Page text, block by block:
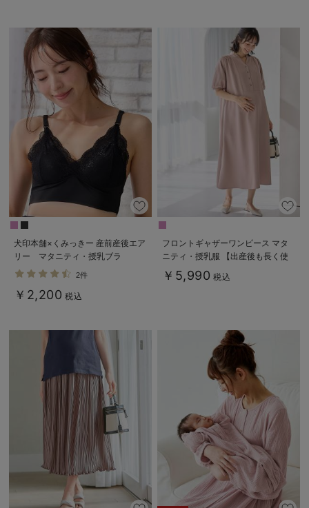
犬印本舗×くみっきー 産前産後エア
リー マタニティ・授乳ブラ
2件
￥2,200 税込
フロントギャザーワンピース マタ
ニティ・授乳服 【出産後も長く使
える】
￥5,990 税込